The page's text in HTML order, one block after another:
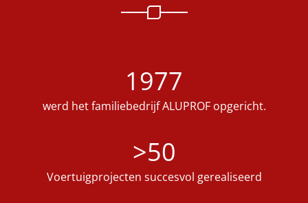
1977
werd het familiebedrijf ALUPROF opgericht.
>50
Voertuigprojecten succesvol gerealiseerd